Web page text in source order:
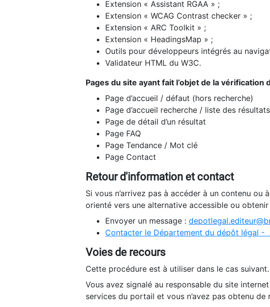
Extension « Assistant RGAA » ;
Extension « WCAG Contrast checker » ;
Extension « ARC Toolkit » ;
Extension « HeadingsMap » ;
Outils pour développeurs intégrés au
Validateur HTML du W3C.
Pages du site ayant fait l’objet de la vérification
Page d’accueil / défaut (hors recherche)
Page d’accueil recherche / liste des résultats
Page de détail d’un résultat
Page FAQ
Page Tendance / Mot clé
Page Contact
Retour d'information et contact
Si vous n’arrivez pas à accéder à un contenu
orienté vers une alternative accessible ou
Envoyer un message :
Contacter le Département du dépôt légal -
Voies de recours
Cette procédure est à utiliser dans le cas suivant.
Vous avez signalé au responsable du site
services du portail et vous n’avez pas obtenu de